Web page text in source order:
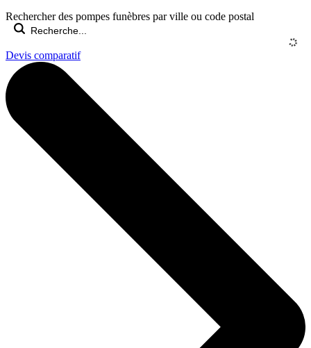
Rechercher des pompes funèbres par ville ou code postal
Devis comparatif